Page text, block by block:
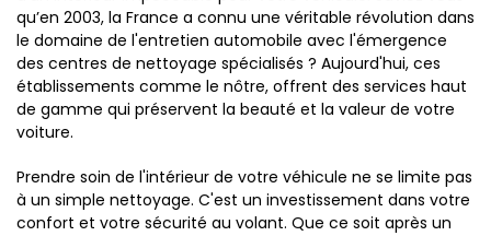
qu’en 2003, la France a connu une véritable révolution dans
le domaine de l'entretien automobile avec l'émergence
des centres de nettoyage spécialisés ? Aujourd'hui, ces
établissements comme le nôtre, offrent des services haut
de gamme qui préservent la beauté et la valeur de votre
voiture.
Prendre soin de l'intérieur de votre véhicule ne se limite pas
à un simple nettoyage. C'est un investissement dans votre
confort et votre sécurité au volant. Que ce soit après un